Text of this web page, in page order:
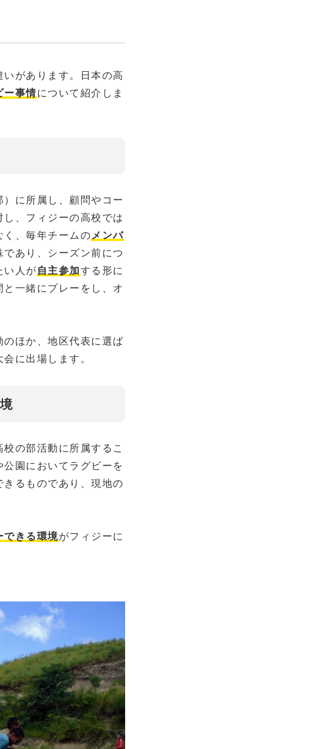
があります。日本の高
ー事情について紹介しま
に所属し、顧問やコー
し、フィジーの高校では
く、毎年チームの メンバ
あり、シーズン前につ
い人が 自主参加する形に
一緒にプレーをし、オ
ほか、地区代表に選ば
に出場します。
の部活動に所属するこ
園においてラグビーを
きるものであり、現地の
できる環境がフィジーに